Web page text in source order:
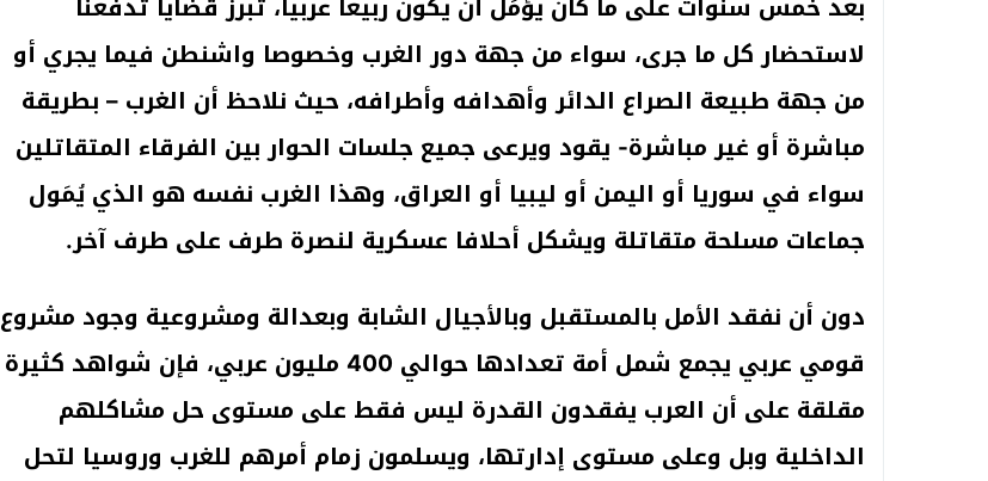
بعد خمس سنوات على ما كان يؤمَل أن يكون ربيعا عربيا، تبرز قضايا تدفعنا
لاستحضار كل ما جرى، سواء من جهة دور الغرب وخصوصا واشنطن فيما يجري أو
من جهة طبيعة الصراع الدائر وأهدافه وأطرافه، حيث نلاحظ أن الغرب – بطريقة
مباشرة أو غير مباشرة- يقود ويرعى جميع جلسات الحوار بين الفرقاء المتقاتلين
سواء في سوريا أو اليمن أو ليبيا أو العراق، وهذا الغرب نفسه هو الذي يُمَول
جماعات مسلحة متقاتلة ويشكل أحلافا عسكرية لنصرة طرف على طرف آخر.
دون أن نفقد الأمل بالمستقبل وبالأجيال الشابة وبعدالة ومشروعية وجود مشروع
قومي عربي يجمع شمل أمة تعدادها حوالي 400 مليون عربي، فإن شواهد كثيرة
مقلقة على أن العرب يفقدون القدرة ليس فقط على مستوى حل مشاكلهم
الداخلية وبل وعلى مستوى إدارتها، ويسلمون زمام أمرهم للغرب وروسيا لتحل